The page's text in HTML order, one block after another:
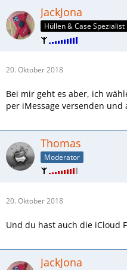
JackJona
Hüllen & Case Spezialist
20. Oktober 2018
Bei mir geht es aber, ich
per iMessage versenden und
Thomas
Moderator
20. Oktober 2018
Und du hast auch die iCloud
JackJona